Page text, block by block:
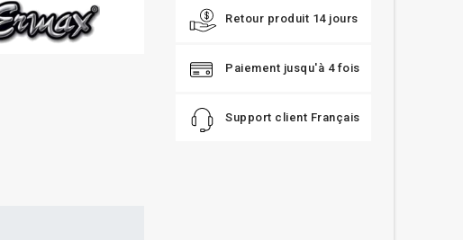
Retour produit 14 jours
Paiement jusqu'à 4 fois
Support client Français